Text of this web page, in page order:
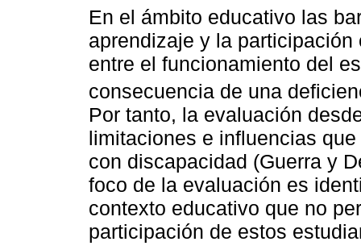
En el ámbito educativo las
aprendizaje y la
entre el funcionamiento del
consecuencia de una
Por tanto, la evaluación
limitaciones e influencias
con discapacidad (Guerra y
foco de la evaluación es
contexto educativo que no
participación de estos